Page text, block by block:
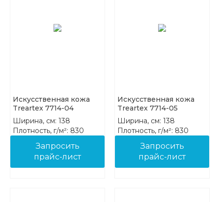
Искусственная кожа
Treartex 7714-04
Ширина, см: 138
Плотность, г/м²: 830
Запросить
прайс-лист
Искусственная кожа
Treartex 7714-05
Ширина, см: 138
Плотность, г/м²: 830
Запросить
прайс-лист